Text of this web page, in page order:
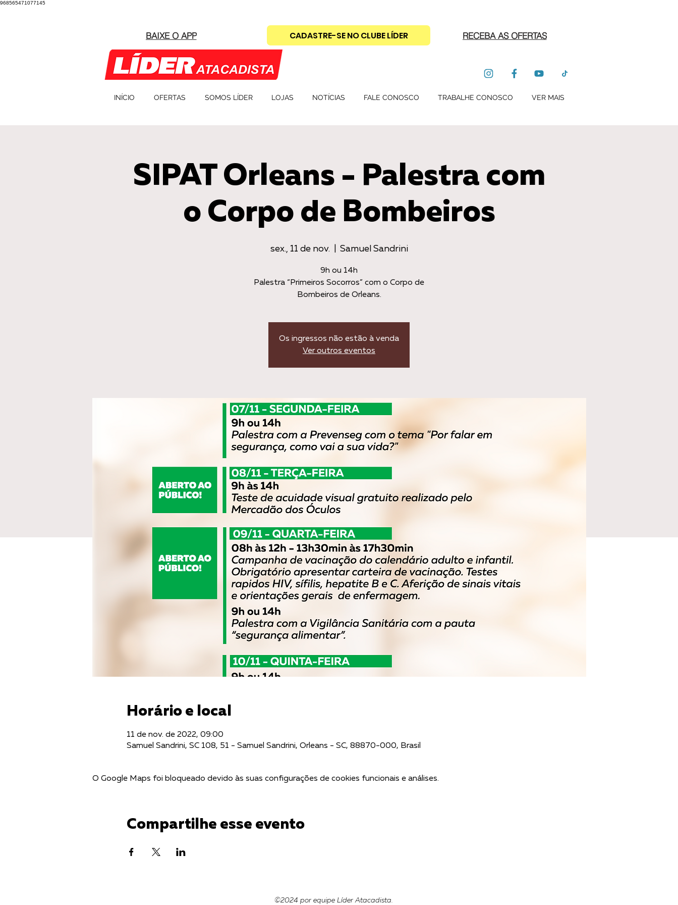
968565471077145
BAIXE O APP CADASTRE-SE NO CLUBE LÍDER RECEBA AS OFERTAS
INÍCIO OFERTAS SOMOS LÍDER LOJAS NOTÍCIAS FALE CONOSCO TRABALHE CONOSCO VER MAIS
SIPAT Orleans - Palestra com
o Corpo de Bombeiros
sex., 11 de nov. Samuel Sandrini
9h ou 14h
Palestra “Primeiros Socorros” com o Corpo de
Bombeiros de Orleans.
Os ingressos não estão à venda
Ver outros eventos
Horário e local
11 de nov. de 2022, 09:00
Samuel Sandrini, SC 108, 51 - Samuel Sandrini, Orleans - SC, 88870-000, Brasil
O Google Maps foi bloqueado devido às suas configurações de cookies funcionais e análises.
Compartilhe esse evento
©2024 por equipe Líder Atacadista.